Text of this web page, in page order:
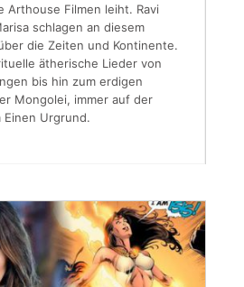
Arthouse Filmen leiht. Ravi
schlagen an diesem
die Zeiten und Kontinente.
ätherische Lieder von
bis hin zum erdigen
Mongolei, immer auf der
Einen Urgrund.